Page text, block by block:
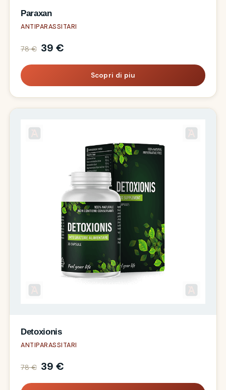
Paraxan
ANTIPARASSITARI
78 € 39 €
Scopri di piu
Detoxionis
ANTIPARASSITARI
78 € 39 €